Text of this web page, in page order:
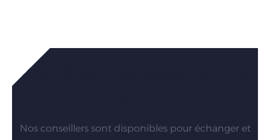
Vous êtes intéressés par nos
Nos conseillers sont disponibles pour échanger et